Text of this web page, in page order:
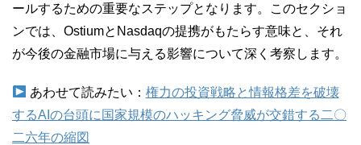
ールするための重要なステップとなります。このセクショ
ンでは、OstiumとNasdaqの提携がもたらす意味と、それ
が今後の金融市場に与える影響について深く考察します。
あわせて読みたい： 権力の投資戦略と情報格差を破壊
するAIの台頭に国家規模のハッキング脅威が交錯する二〇
二六年の縮図